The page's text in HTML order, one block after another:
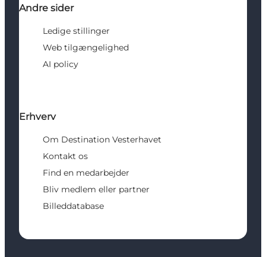
Andre sider
Ledige stillinger
Web tilgængelighed
AI policy
Erhverv
Om Destination Vesterhavet
Kontakt os
Find en medarbejder
Bliv medlem eller partner
Billeddatabase